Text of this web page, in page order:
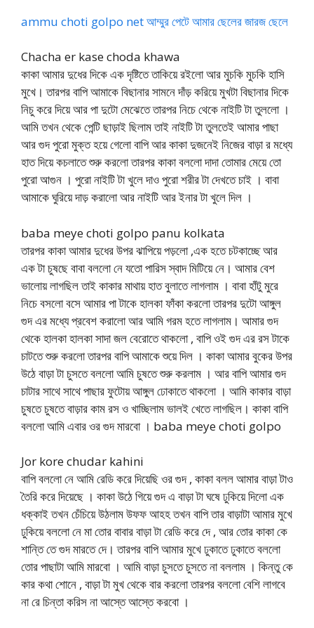
ammu choti golpo net আম্মুর পেটে আমার ছেলের জারজ ছেলে
Chacha er kase choda khawa
কাকা আমার দুধের দিকে এক দৃষ্টিতে তাকিয়ে রইলো আর মুচকি মুচকি হাসি
মুখে। তারপর বাপি আমাকে বিছানার সামনে দাঁড় করিয়ে মুখটা বিছানার দিকে
নিচু করে দিয়ে আর পা দুটো মেঝেতে তারপর নিচে থেকে নাইটি টা তুললো ।
আমি তখন থেকে পেন্টি ছাড়াই ছিলাম তাই নাইটি টা তুলতেই আমার পাছা
আর গুদ পুরো মুক্ত হয়ে গেলো বাপি আর কাকা দুজনেই নিজের বাড়া র মধ্যে
হাত দিয়ে কচলাতে শুরু করলো তারপর কাকা বললো দাদা তোমার মেয়ে তো
পুরো আগুন । পুরো নাইটি টা খুলে দাও পুরো শরীর টা দেখতে চাই । বাবা
আমাকে ঘুরিয়ে দাড় করালো আর নাইটি আর ইনার টা খুলে দিল ।
baba meye choti golpo panu kolkata
তারপর কাকা আমার দুধের উপর ঝাপিয়ে পড়লো ,এক হতে চটকাচ্ছে আর
এক টা চুষছে বাবা বললো নে যতো পারিস স্বাদ মিটিয়ে নে। আমার বেশ
ভালোয় লাগছিল তাই কাকার মাথায় হাত বুলাতে লাগলাম । বাবা হাঁটু মুরে
নিচে বসলো বসে আমার পা টাকে হালকা ফাঁকা করলো তারপর দুটো আঙ্গুল
গুদ এর মধ্যে প্রবেশ করালো আর আমি গরম হতে লাগলাম। আমার গুদ
থেকে হালকা হালকা সাদা জল বেরোতে থাকলো , বাপি ওই গুদ এর রস টাকে
চাটতে শুরু করলো তারপর বাপি আমাকে শুয়ে দিল । কাকা আমার বুকের উপর
উঠে বাড়া টা চুসতে বললো আমি চুষতে শুরু করলাম । আর বাপি আমার গুদ
চাটার সাথে সাথে পাছার ফুটোয় আঙ্গুল ঢোকাতে থাকলো । আমি কাকার বাড়া
চুষতে চুষতে বাড়ার কাম রস ও খাচ্ছিলাম ভালই খেতে লাগছিল। কাকা বাপি
বললো আমি এবার ওর গুদ মারবো । baba meye choti golpo
Jor kore chudar kahini
বাপি বললো নে আমি রেডি করে দিয়েছি ওর গুদ , কাকা বলল আমার বাড়া টাও
তৈরি করে দিয়েছে । কাকা উঠে গিয়ে গুদ এ বাড়া টা ঘষে ঢুকিয়ে দিলো এক
ধক্কাই তখন চেঁচিয়ে উঠলাম উফফ আহহ তখন বাপি তার বাড়াটা আমার মুখে
ঢুকিয়ে বললো নে মা তোর বাবার বাড়া টা রেডি করে দে , আর তোর কাকা কে
শান্তি তে গুদ মারতে দে। তারপর বাপি আমার মুখে ঢুকাতে ঢুকাতে বললো
তোর পাছাটা আমি মারবো । আমি বাড়া চুসতে চুসতে না বললাম । কিন্তু কে
কার কথা শোনে , বাড়া টা মুখ থেকে বার করলো তারপর বললো বেশি লাগবে
না রে চিন্তা করিস না আস্তে আস্তে করবো ।